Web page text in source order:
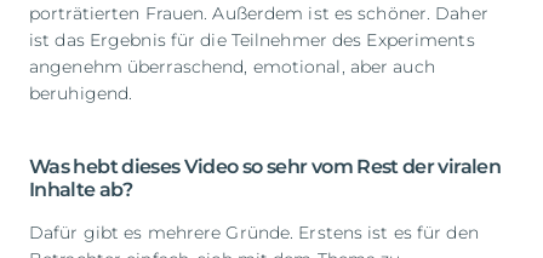
porträtierten Frauen. Außerdem ist es schöner. Daher
ist das Ergebnis für die Teilnehmer des Experiments
angenehm überraschend, emotional, aber auch
beruhigend.
Was hebt dieses Video so sehr vom Rest der viralen
Inhalte ab?
Dafür gibt es mehrere Gründe. Erstens ist es für den